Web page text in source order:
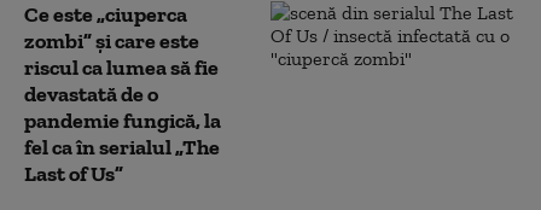
Ce este „ciuperca
zombi” și care este
riscul ca lumea să fie
devastată de o
pandemie fungică, la
fel ca în serialul „The
Last of Us”